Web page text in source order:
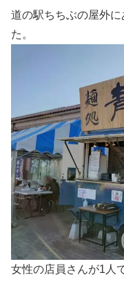
道の駅ちちぶの屋外
た。
女性の店員さんが1人